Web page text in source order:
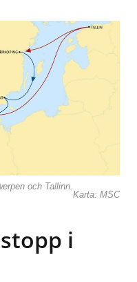
och Tallinn.
Karta: MSC
i